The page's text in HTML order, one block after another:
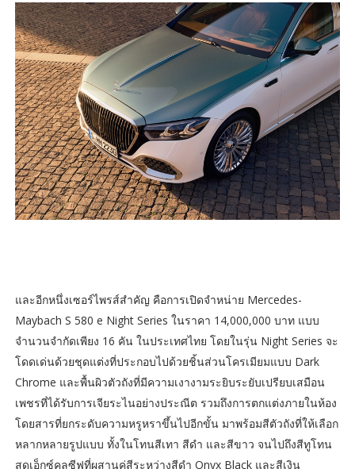
และอีกหนึ่งเซอร์ไพรส์สำคัญ คือการเปิดจำหน่าย Mercedes-
Maybach S 580 e Night Series ในราคา 14,000,000 บาท แบบ
จำนวนจำกัดเพียง 16 คัน ในประเทศไทย โดยในรุ่น Night Series จะ
โดดเด่นด้วยชุดแต่งที่ประกอบไปด้วยชิ้นส่วนโครเมียมแบบ Dark
Chrome และพื้นผิวตัวถังที่มีความเงางามระยิบระยับเปรียบเสมือน
เพชรที่ได้รับการเจียระไนอย่างประณีต รวมถึงการตกแต่งภายในห้อง
โดยสารที่ยกระดับความหรูหราขึ้นไปอีกขั้น มาพร้อมสีตัวถังที่ให้เลือก
หลากหลายรูปแบบ ทั้งในโทนสีเทา สีดำ และสีขาว จนไปถึงสีทูโทน
สุดเอ็กซ์คลูซีฟที่ผสานคู่สีระหว่างสีดำ Onyx Black และสีเงิน